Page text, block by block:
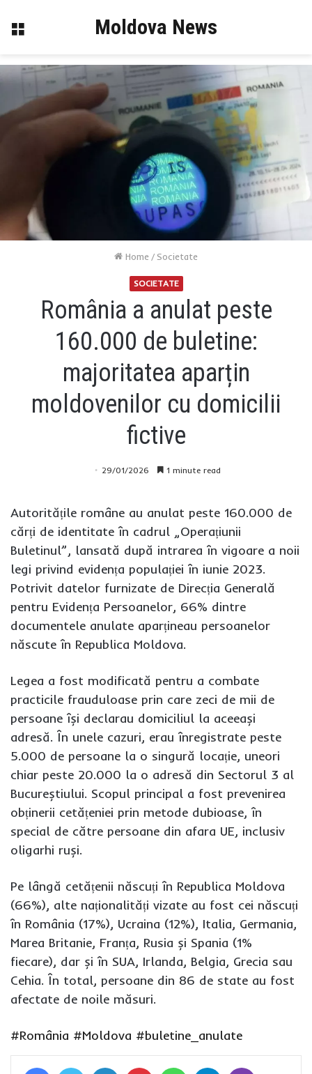
Menu Moldova News
Home / Societate
SOCIETATE
România a anulat peste
160.000 de buletine:
majoritatea aparțin
moldovenilor cu domicilii
fictive
29/01/2026 1 minute read
Autoritățile române au anulat peste 160.000 de
cărți de identitate în cadrul „Operațiunii
Buletinul”, lansată după intrarea în vigoare a noii
legi privind evidența populației în iunie 2023.
Potrivit datelor furnizate de Direcția Generală
pentru Evidența Persoanelor, 66% dintre
documentele anulate aparțineau persoanelor
născute în Republica Moldova.
Legea a fost modificată pentru a combate
practicile frauduloase prin care zeci de mii de
persoane își declarau domiciliul la aceeași
adresă. În unele cazuri, erau înregistrate peste
5.000 de persoane la o singură locație, uneori
chiar peste 20.000 la o adresă din Sectorul 3 al
Bucureștiului. Scopul principal a fost prevenirea
obținerii cetățeniei prin metode dubioase, în
special de către persoane din afara UE, inclusiv
oligarhi ruși.
Pe lângă cetățenii născuți în Republica Moldova
(66%), alte naționalități vizate au fost cei născuți
în România (17%), Ucraina (12%), Italia, Germania,
Marea Britanie, Franța, Rusia și Spania (1%
fiecare), dar și în SUA, Irlanda, Belgia, Grecia sau
Cehia. În total, persoane din 86 de state au fost
afectate de noile măsuri.
#România #Moldova #buletine_anulate
FacebookTwitter LinkedIn Pinterest WhatsAppTelegram